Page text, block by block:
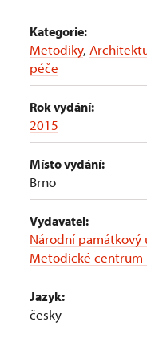
Kategorie:
Metodiky,
péče
Rok vydání:
2015
Místo vydání:
Brno
Vydavatel:
Národní památkový
Metodické centrum
Jazyk:
česky